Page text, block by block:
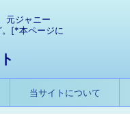
元ジャニー
。[*本ページに
当サイトについて